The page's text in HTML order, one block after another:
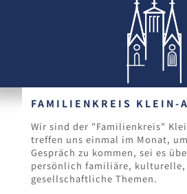
FAMILIENKREIS KLEIN-
Wir sind der "Familienkreis"
treffen uns einmal im Monat,
Gespräch zu kommen, sei es
persönlich familiäre, kulturelle,
gesellschaftliche Themen.